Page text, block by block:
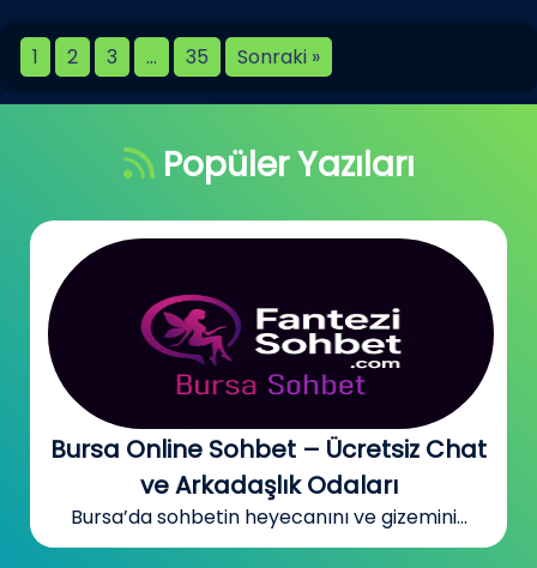
1 2 3 … 35 Sonraki »
Popüler Yazıları
Bursa Online Sohbet – Ücretsiz Chat
ve Arkadaşlık Odaları
Bursa’da sohbetin heyecanını ve gizemini...